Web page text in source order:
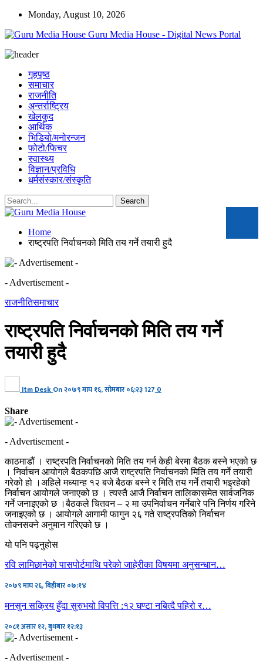
Monday, August 10, 2026
Guru Media House - Digital News Portal
गृहपृष्ठ
समाचार
राजनीति
अन्तर्राष्ट्रिय
खेलकुद
आर्थिक
भिडियो/मनोरन्जन
फोटो/फिचर
स्वास्थ्य
विज्ञान/प्रविधि
धर्मसंस्कार/संस्कृति
Home
राष्ट्रपति निर्वाचनको मिति तय गर्ने तयारी हुदै
- Advertisement -
राजनीतिसमाचार
राष्ट्रपति निर्वाचनको मिति तय गर्ने
तयारी हुदै
Itm Desk On२०७९ माघ १६, सोमबार ०६:२३127 0
Share
- Advertisement -
काठमाडौं । राष्ट्रपति निर्वाचनको मिति तय गर्न केही बेरमा बैठक बस्ने भएको छ
। निर्वाचन आयोगले बैठकपछि आजै राष्ट्रपति निर्वाचनको मिति तय गर्ने तयारी
गरेको हो ।अहिले मध्यान्ह १२ बजे बैठक बस्ने र मिति तय गर्ने तयारी भइरहेको
निर्वाचन आयोगले जनाएको छ । त्यस्तै आजै निर्वाचन तालिकासमेत सार्वजनिक
गर्ने जनाइएको छ ।बैठकले चितवन – २ मा उपनिर्वाचन गर्नेबारे पनि निर्णय गरिने
जनाइएको छ । आयोगले आगामी फागुन २६ गते राष्ट्रपतिको निर्वाचन
तोक्नसक्ने अनुमान गरिएको छ ।
यो पनि पढ्नुहोस
रवि लामिछानेको पासपोर्टमाथि परेको जाहेरीका विषयमा अनुसन्धान…
२०७९ माघ २६, बिहीबार ०७:१४
मनसुन सक्रिय हुँदा सुरुभयो विपत्ति :१२ घण्टा नबित्दै पहिरो र…
२०८१ असार १२, बुधबार १२:१३
- Advertisement -